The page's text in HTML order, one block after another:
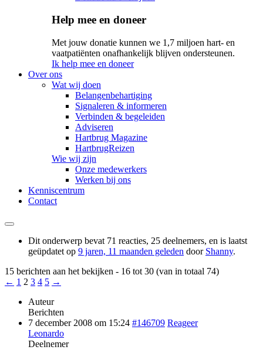
Help mee en doneer
Met jouw donatie kunnen we 1,7 miljoen hart- en
vaatpatiënten onafhankelijk blijven ondersteunen.
Ik help mee en doneer
Over ons
Wat wij doen
Belangenbehartiging
Signaleren & informeren
Verbinden & begeleiden
Adviseren
Hartbrug Magazine
HartbrugReizen
Wie wij zijn
Onze medewerkers
Werken bij ons
Kenniscentrum
Contact
Dit onderwerp bevat 71 reacties, 25 deelnemers, en is laatst
geüpdatet op 9 jaren, 11 maanden geleden door Shanny.
15 berichten aan het bekijken - 16 tot 30 (van in totaal 74)
← 1 2 3 4 5 →
Auteur
Berichten
7 december 2008 om 15:24 #146709 Reageer
Leonardo
Deelnemer